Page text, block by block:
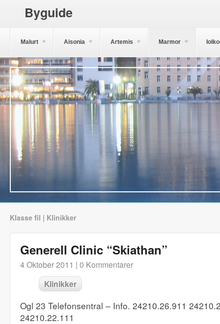
Byguide
Malurt Aisonia Artemis Marmor
Klasse fil | Klinikker
Generell Clinic “Skiathan”
4 Oktober 2011 | 0 Kommentarer
Klinikker
Ogl 23 Telefonsentral – Info. 24210.26.911
24210.22.111